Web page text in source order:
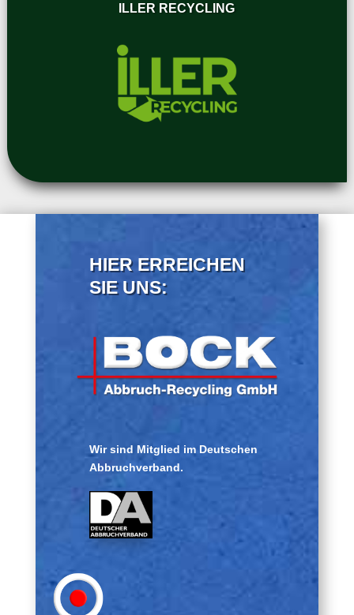
ILLER RECYCLING
HIER ERREICHEN
SIE UNS:
Wir sind Mitglied im Deutschen
Abbruchverband.